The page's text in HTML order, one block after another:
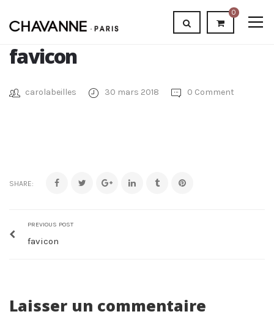
0
favicon
carolabeilles 30 mars 2018 0 Comment
SHARE:
PREVIOUS POST
favicon
Laisser un commentaire